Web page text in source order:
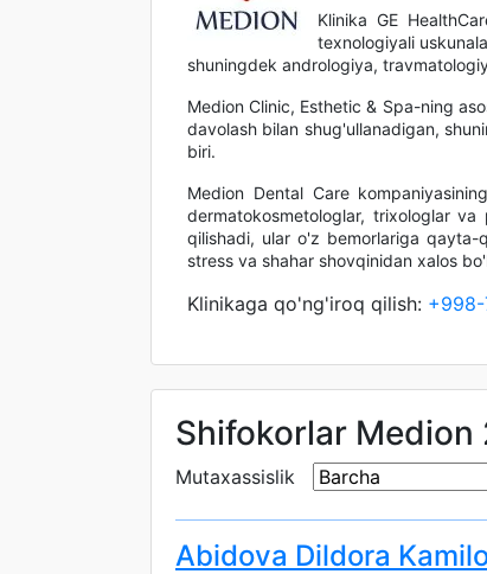
Klinika GE
texnologiyali
shuningdek andrologiya,
Medion Clinic, Esthetic & Spa-ning
davolash bilan shug'ullanadigan,
biri.
Medion Dental Care
dermatokosmetologlar, trixologlar
qilishadi, ular o'z bemorlariga
stress va shahar shovqinidan xalos
Klinikaga qo'ng'iroq qilish: +998-
Shifokorlar Medion
Mutaxassislik
Abidova Dildora